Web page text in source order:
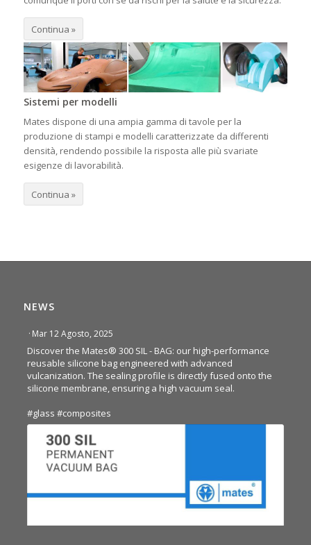
Continua »
Sistemi per modelli
Mates dispone di una ampia gamma di tavole per la
produzione di stampi e modelli caratterizzate da differenti
densità, rendendo possibile la risposta alle più svariate
esigenze di lavorabilità.
Continua »
NEWS
· Mar 12 Agosto, 2025
Discover the Mates® 300 SIL - BAG: our high-performance
reusable silicone bag engineered with advanced
vulcanization. The sealing profile is directly fused onto the
silicone membrane, ensuring a high vacuum seal.
#glass #composites